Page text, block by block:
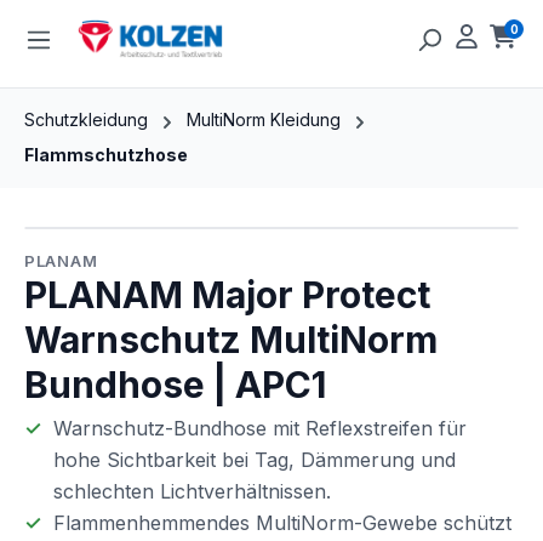
Zum Hauptinhalt springen 0
Schutzkleidung
MultiNorm Kleidung
Flammschutzhose
PLANAM
PLANAM Major Protect
Warnschutz MultiNorm
Bundhose | APC1
Warnschutz-Bundhose mit Reflexstreifen für
hohe Sichtbarkeit bei Tag, Dämmerung und
schlechten Lichtverhältnissen.
Flammenhemmendes MultiNorm-Gewebe schützt